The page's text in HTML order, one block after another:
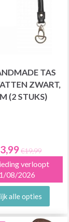
TAS
ZWART,
(2 STUKS)
€19,99
verloopt
08/2026
alle opties